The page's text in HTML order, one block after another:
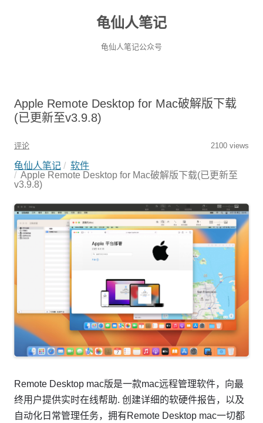
龟仙人笔记
龟仙人笔记公众号
Apple Remote Desktop for Mac破解版下载
(已更新至v3.9.8)
评论 2100 views
龟仙人笔记
软件
Apple Remote Desktop for Mac破解版下载(已更新至
v3.9.8)
Remote Desktop mac版是一款mac远程管理软件，向最
终用户提供实时在线帮助. 创建详细的软硬件报告，以及
自动化日常管理任务，拥有Remote Desktop mac一切都